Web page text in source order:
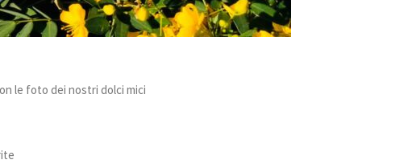
le foto dei nostri dolci mici